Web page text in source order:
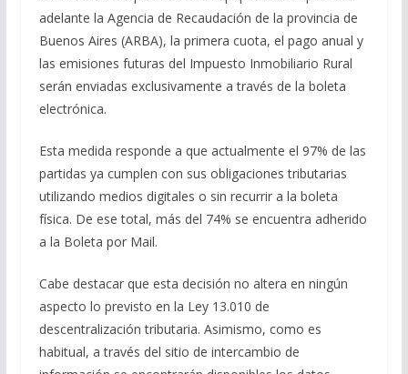
adelante la Agencia de Recaudación de la provincia de
Buenos Aires (ARBA), la primera cuota, el pago anual y
las emisiones futuras del Impuesto Inmobiliario Rural
serán enviadas exclusivamente a través de la boleta
electrónica.
Esta medida responde a que actualmente el 97% de las
partidas ya cumplen con sus obligaciones tributarias
utilizando medios digitales o sin recurrir a la boleta
física. De ese total, más del 74% se encuentra adherido
a la Boleta por Mail.
Cabe destacar que esta decisión no altera en ningún
aspecto lo previsto en la Ley 13.010 de
descentralización tributaria. Asimismo, como es
habitual, a través del sitio de intercambio de